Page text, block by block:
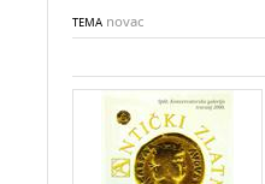
TEMA novac